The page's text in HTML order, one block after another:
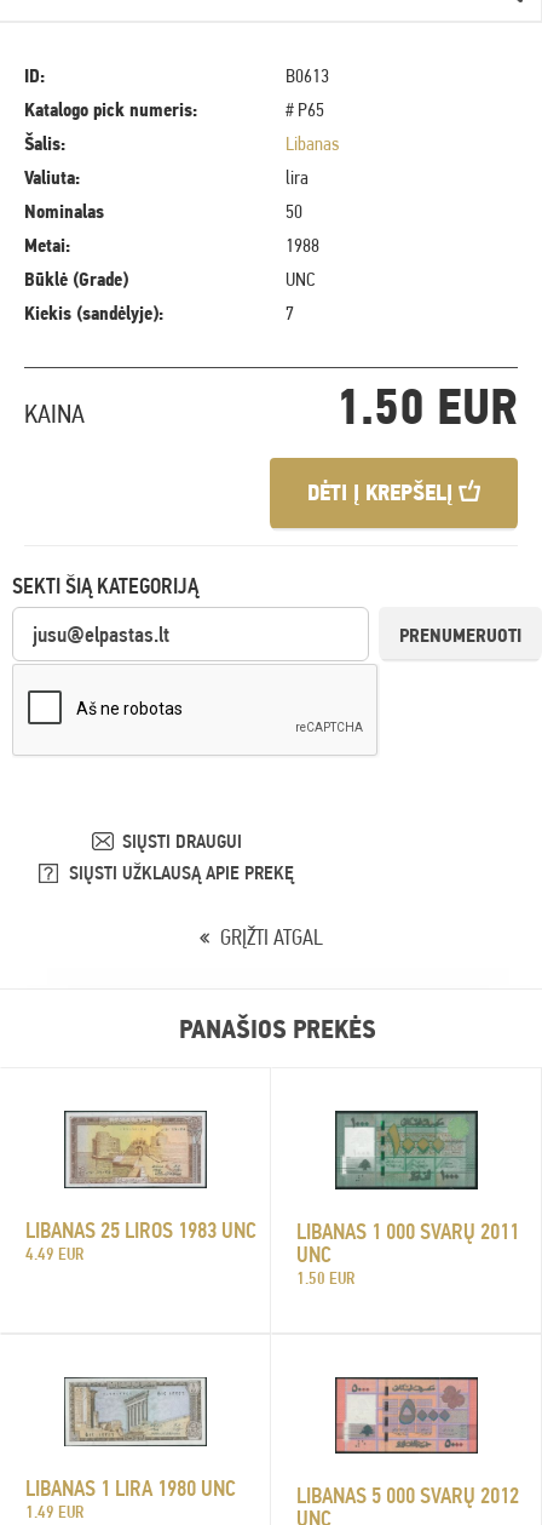
ID:
B0613
Katalogo pick numeris:
# P65
Šalis:
Libanas
Valiuta:
lira
Nominalas
50
Metai:
1988
Būklė (Grade)
UNC
Kiekis (sandėlyje):
7
KAINA 1.50 EUR
DĖTI Į KREPŠELĮ
SEKTI ŠIĄ KATEGORIJĄ
PRENUMERUOTI
SIŲSTI DRAUGUI
SIŲSTI UŽKLAUSĄ APIE PREKĘ
GRĮŽTI ATGAL
PANAŠIOS PREKĖS
LIBANAS 25 LIROS 1983 UNC
4.49 EUR
LIBANAS 1 000 SVARŲ 2011
UNC
1.50 EUR
LIBANAS 1 LIRA 1980 UNC
1.49 EUR
LIBANAS 5 000 SVARŲ 2012
UNC